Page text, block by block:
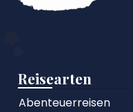
Reisearten
Abenteuerreisen